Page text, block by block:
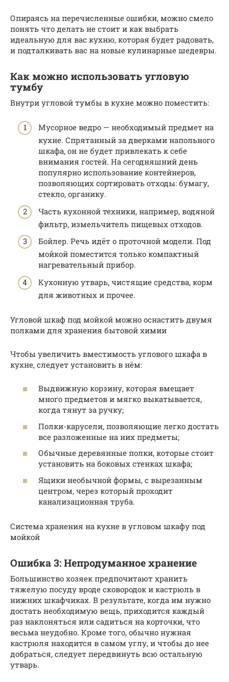
Опираясь на перечисленные ошибки, можно смело
понять что делать не стоит и как выбрать
идеальную для вас кухню, которая будет радовать,
и подталкивать вас на новые кулинарные шедевры.
Как можно использовать угловую
тумбу
Внутри угловой тумбы в кухне можно поместить:
Мусорное ведро — необходимый предмет на
кухне. Спрятанный за дверками напольного
шкафа, он не будет привлекать к себе
внимания гостей. На сегодняшний день
популярно использование контейнеров,
позволяющих сортировать отходы: бумагу,
стекло, органику.
Часть кухонной техники, например, водяной
фильтр, измельчитель пищевых отходов.
Бойлер. Речь идёт о проточной модели. Под
мойкой поместится только компактный
нагревательный прибор.
Кухонную утварь, чистящие средства, корм
для животных и прочее.
Угловой шкаф под мойкой можно оснастить двумя
полками для хранения бытовой химии
Чтобы увеличить вместимость углового шкафа в
кухне, следует установить в нём:
Выдвижную корзину, которая вмещает
много предметов и мягко выкатывается,
когда тянут за ручку;
Полки-карусели, позволяющие легко достать
все разложенные на них предметы;
Обычные деревянные полки, которые стоит
установить на боковых стенках шкафа;
Ящики необычной формы, с вырезанным
центром, через который проходит
канализационная труба.
Система хранения на кухне в угловом шкафу под
мойкой
Ошибка 3: Непродуманное хранение
Большинство хозяек предпочитают хранить
тяжелую посуду вроде сковородок и кастрюль в
нижних шкафчиках. В результате, когда им нужно
достать необходимую вещь, приходится каждый
раз наклоняться или садиться на корточки, что
весьма неудобно. Кроме того, обычно нужная
кастрюля находится в самом углу, и чтобы до нее
добраться, следует передвинуть всю остальную
утварь.